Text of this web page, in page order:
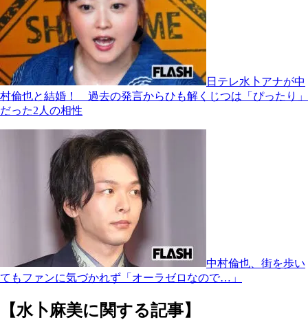
日テレ水卜アナが中
村倫也と結婚！ 過去の発言からひも解くじつは「ぴったり」
だった2人の相性
中村倫也、街を歩い
てもファンに気づかれず「オーラゼロなので…」
【水卜麻美に関する記事】